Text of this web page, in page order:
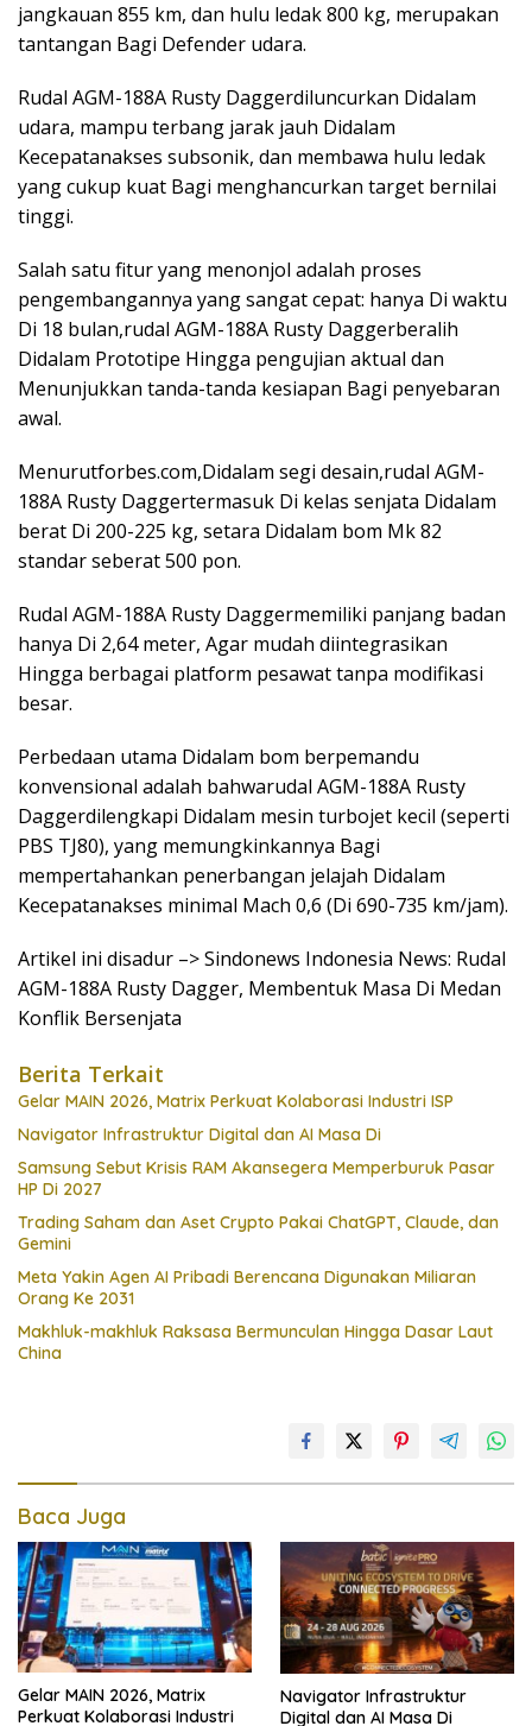
jangkauan 855 km, dan hulu ledak 800 kg, merupakan
tantangan Bagi Defender udara.
Rudal AGM-188A Rusty Daggerdiluncurkan Didalam
udara, mampu terbang jarak jauh Didalam
Kecepatanakses subsonik, dan membawa hulu ledak
yang cukup kuat Bagi menghancurkan target bernilai
tinggi.
Salah satu fitur yang menonjol adalah proses
pengembangannya yang sangat cepat: hanya Di waktu
Di 18 bulan,rudal AGM-188A Rusty Daggerberalih
Didalam Prototipe Hingga pengujian aktual dan
Menunjukkan tanda-tanda kesiapan Bagi penyebaran
awal.
Menurutforbes.com,Didalam segi desain,rudal AGM-
188A Rusty Daggertermasuk Di kelas senjata Didalam
berat Di 200-225 kg, setara Didalam bom Mk 82
standar seberat 500 pon.
Rudal AGM-188A Rusty Daggermemiliki panjang badan
hanya Di 2,64 meter, Agar mudah diintegrasikan
Hingga berbagai platform pesawat tanpa modifikasi
besar.
Perbedaan utama Didalam bom berpemandu
konvensional adalah bahwarudal AGM-188A Rusty
Daggerdilengkapi Didalam mesin turbojet kecil (seperti
PBS TJ80), yang memungkinkannya Bagi
mempertahankan penerbangan jelajah Didalam
Kecepatanakses minimal Mach 0,6 (Di 690-735 km/jam).
Artikel ini disadur –> Sindonews Indonesia News: Rudal
AGM-188A Rusty Dagger, Membentuk Masa Di Medan
Konflik Bersenjata
Berita Terkait
Gelar MAIN 2026, Matrix Perkuat Kolaborasi Industri ISP
Navigator Infrastruktur Digital dan AI Masa Di
Samsung Sebut Krisis RAM Akansegera Memperburuk Pasar
HP Di 2027
Trading Saham dan Aset Crypto Pakai ChatGPT, Claude, dan
Gemini
Meta Yakin Agen AI Pribadi Berencana Digunakan Miliaran
Orang Ke 2031
Makhluk-makhluk Raksasa Bermunculan Hingga Dasar Laut
China
Baca Juga
Gelar MAIN 2026, Matrix
Perkuat Kolaborasi Industri
Navigator Infrastruktur
Digital dan AI Masa Di